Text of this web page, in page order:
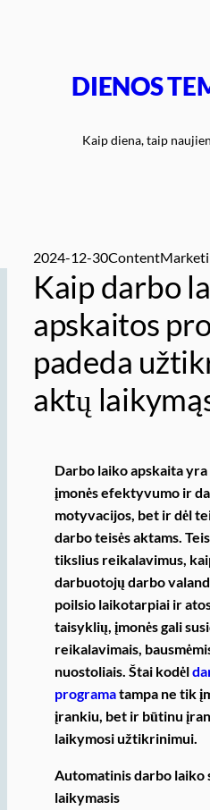
DIENOS
Kaip diena, taip
2024-12-30
Kaip darbo
apskaitos
padeda
aktų
Darbo laiko apskaita
įmonės efektyvumo ir
motyvacijos, bet ir dėl
darbo teisės aktams.
tikslius reikalavimus,
darbuotojų darbo
poilsio laikotarpiai ir
taisyklių, įmonės gali
reikalavimais,
nuostoliais. Štai kodėl
programatampa ne tik
įrankiu, bet ir būtinu
laikymosi užtikrinimui.
Automatinis darbo laiko
laikymasis